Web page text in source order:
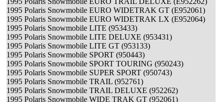
1995 Polaris Snowmobile EURO WIDETRAK GT (E952061)
1995 Polaris Snowmobile EURO WIDETRAK LX (E952064)
1995 Polaris Snowmobile LITE (953433)
1995 Polaris Snowmobile LITE DELUXE (953431)
1995 Polaris Snowmobile LITE GT (953133)
1995 Polaris Snowmobile SPORT (950443)
1995 Polaris Snowmobile SPORT TOURING (950243)
1995 Polaris Snowmobile SUPER SPORT (950743)
1995 Polaris Snowmobile TRAIL (952761)
1995 Polaris Snowmobile TRAIL DELUXE (952262)
1995 Polaris Snowmobile WIDE TRAK GT (952061)